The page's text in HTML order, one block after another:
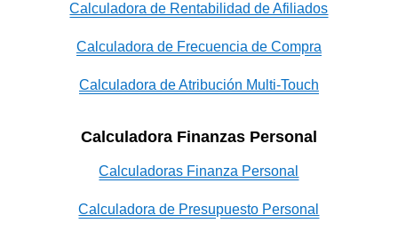
Calculadora de Rentabilidad de Afiliados
Calculadora de Frecuencia de Compra
Calculadora de Atribución Multi-Touch
Calculadora Finanzas Personal
Calculadoras Finanza Personal
Calculadora de Presupuesto Personal